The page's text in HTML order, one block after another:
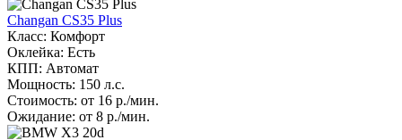
Changan CS35 Plus
Класс: Комфорт
Оклейка: Есть
КПП: Автомат
Мощность: 150 л.с.
Стоимость: от 16 р./мин.
Ожидание: от 8 р./мин.